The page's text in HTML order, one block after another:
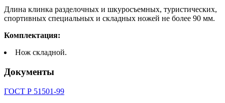
Длина клинка разделочных и шкуросъемных, туристических,
спортивных специальных и складных ножей не более 90 мм.
Комплектация:
Нож складной.
Документы
ГОСТ Р 51501-99